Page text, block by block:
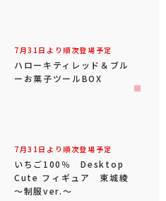
7月31日より順次登場予定
ハローキティレッド＆ブル
ーお菓子ツールBOX
7月31日より順次登場予定
いちご100％ Desktop
Cute フィギュア 東城綾
～制服ver.～